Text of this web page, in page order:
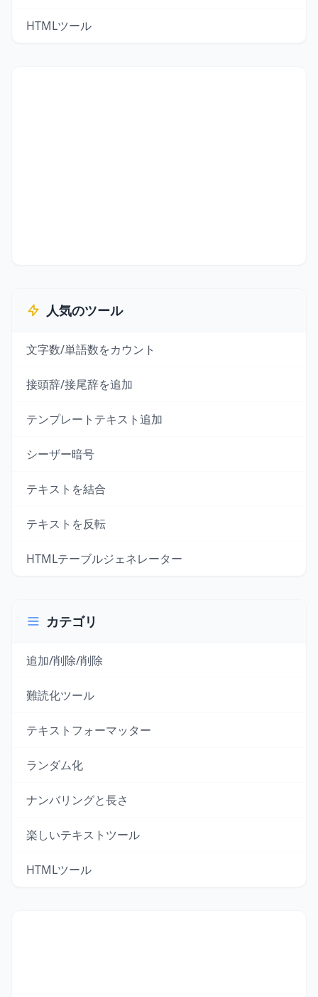
HTMLツール
人気のツール
文字数/単語数をカウント
接頭辞/接尾辞を追加
テンプレートテキスト追加
シーザー暗号
テキストを結合
テキストを反転
HTMLテーブルジェネレーター
カテゴリ
追加/削除/削除
難読化ツール
テキストフォーマッター
ランダム化
ナンバリングと長さ
楽しいテキストツール
HTMLツール